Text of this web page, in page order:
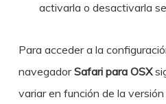
activarla o desactivarla
Para acceder a la
navegadorSafari para OSX
variar en función de la